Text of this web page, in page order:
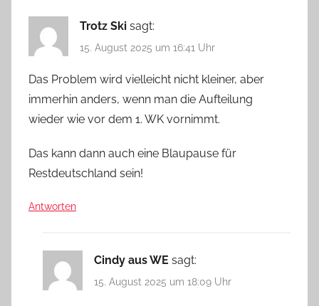
Trotz Ski sagt:
15. August 2025 um 16:41 Uhr
Das Problem wird vielleicht nicht kleiner, aber
immerhin anders, wenn man die Aufteilung
wieder wie vor dem 1. WK vornimmt.
Das kann dann auch eine Blaupause für
Restdeutschland sein!
Antworten
Cindy aus WE sagt:
15. August 2025 um 18:09 Uhr